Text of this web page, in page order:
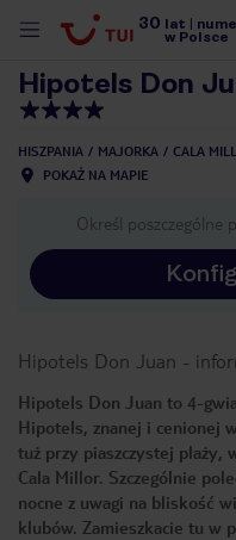
30 lat
w Polsce
Hipotels Don
HISZPANIA MAJORKA CALA
POKAŻ NA MAPIE
Określ poszczególne
Hipotels Don Juan -
Hipotels Don Juan to 4-
Hipotels, znanej i cenionej w
tuż przy piaszczystej plaży,
Cala Millor. Szczególnie
nocne z uwagi na bliskość
klubów. Zamieszkacie tu w